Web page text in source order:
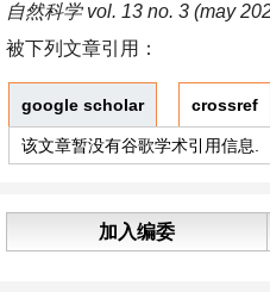
自然科学 vol. 13 no. 3 (may
被下列文章引用：
google scholar crossref
该文章暂没有谷歌学术引用信息.
加入编委